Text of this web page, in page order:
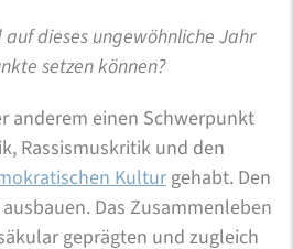
dieses ungewöhnliche Jahr
setzen können?
anderem einen Schwerpunkt
Rassismuskritik und den
Kultur gehabt. Den
Das Zusammenleben
geprägten und zugleich